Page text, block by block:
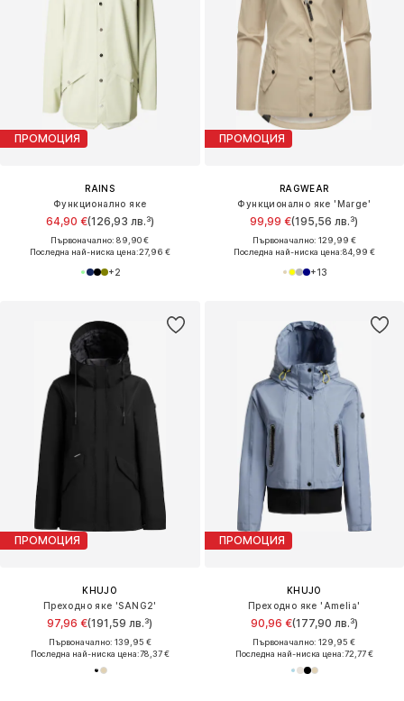
ПРОМОЦИЯ
RAINS
Функционално яке
64,90 €(126,93 лв.³)
Първоначално: 89,90 €
Последна най-ниска цена:27,96 €
+2
ПРОМОЦИЯ
RAGWEAR
Функционално яке 'Marge'
99,99 €(195,56 лв.³)
Първоначално: 129,99 €
Последна най-ниска цена:84,99 €
+13
ПРОМОЦИЯ
KHUJO
Преходно яке 'SANG2'
97,96 €(191,59 лв.³)
Първоначално: 139,95 €
Последна най-ниска цена:78,37 €
ПРОМОЦИЯ
KHUJO
Преходно яке 'Amelia'
90,96 €(177,90 лв.³)
Първоначално: 129,95 €
Последна най-ниска цена:72,77 €